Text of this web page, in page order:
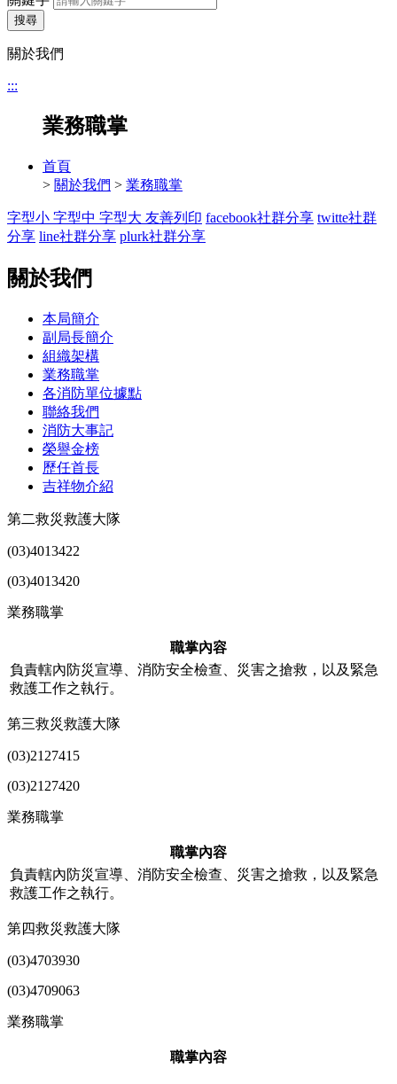
搜尋
關於我們
:::
業務職掌
首頁
> 關於我們 > 業務職掌
字型小 字型中 字型大 友善列印 facebook社群分享 twitte社群
分享 line社群分享 plurk社群分享
關於我們
本局簡介
副局長簡介
組織架構
業務職掌
各消防單位據點
聯絡我們
消防大事記
榮譽金榜
歷任首長
吉祥物介紹
第二救災救護大隊
(03)4013422
(03)4013420
業務職掌
職掌內容
負責轄內防災宣導、消防安全檢查、災害之搶救，以及緊急
救護工作之執行。
第三救災救護大隊
(03)2127415
(03)2127420
業務職掌
職掌內容
負責轄內防災宣導、消防安全檢查、災害之搶救，以及緊急
救護工作之執行。
第四救災救護大隊
(03)4703930
(03)4709063
業務職掌
職掌內容